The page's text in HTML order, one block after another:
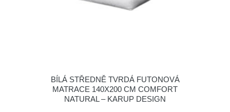
BÍLÁ STŘEDNĚ TVRDÁ FUTONOVÁ
MATRACE 140X200 CM COMFORT
NATURAL – KARUP DESIGN